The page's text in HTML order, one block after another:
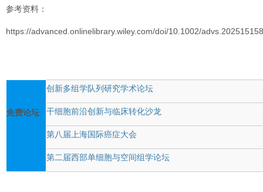
参考资料：
https://advanced.onlinelibrary.wiley.com/doi/10.1002/advs.202515158
免费论坛
创新多组学队列研究学术论坛
干细胞前沿创新与临床转化沙龙
第八届上海国际癌症大会
第二届西部单细胞与空间组学论坛